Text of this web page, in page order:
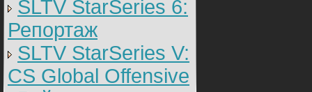
SLTV StarSeries 6:
Репортаж
SLTV StarSeries V:
CS Global Offensive